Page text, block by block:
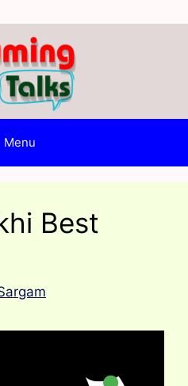
Menu
Best